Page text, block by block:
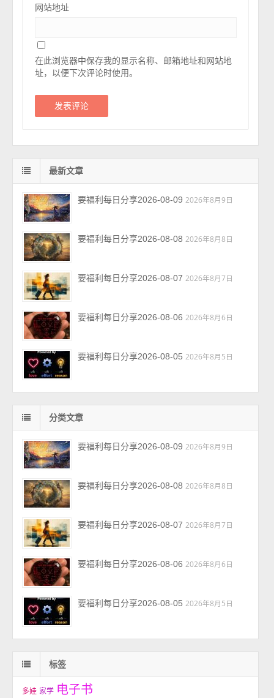
网站地址
在此浏览器中保存我的显示名称、邮箱地址和网站地
址，以便下次评论时使用。
最新文章
要福利每日分享2026-08-09 2026年8月9日
要福利每日分享2026-08-08 2026年8月8日
要福利每日分享2026-08-07 2026年8月7日
要福利每日分享2026-08-06 2026年8月6日
要福利每日分享2026-08-05 2026年8月5日
分类文章
要福利每日分享2026-08-09 2026年8月9日
要福利每日分享2026-08-08 2026年8月8日
要福利每日分享2026-08-07 2026年8月7日
要福利每日分享2026-08-06 2026年8月6日
要福利每日分享2026-08-05 2026年8月5日
标签
多娃 家学 电子书